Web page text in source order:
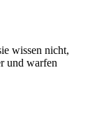
wissen nicht,
und warfen